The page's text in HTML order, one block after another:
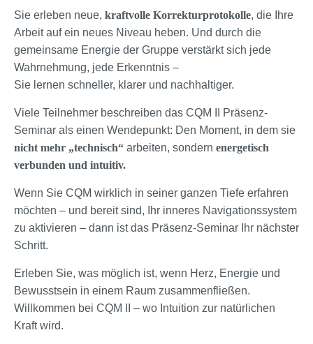
Sie erleben neue, kraftvolle Korrekturprotokolle, die Ihre
Arbeit auf ein neues Niveau heben. Und durch die
gemeinsame Energie der Gruppe verstärkt sich jede
Wahrnehmung, jede Erkenntnis –
Sie lernen schneller, klarer und nachhaltiger.
Viele Teilnehmer beschreiben das CQM II Präsenz-
Seminar als einen Wendepunkt: Den Moment, in dem sie
nicht mehr „technisch“ arbeiten, sondern energetisch
verbunden und intuitiv.
Wenn Sie CQM wirklich in seiner ganzen Tiefe erfahren
möchten – und bereit sind, Ihr inneres Navigationssystem
zu aktivieren – dann ist das Präsenz-Seminar Ihr nächster
Schritt.
Erleben Sie, was möglich ist, wenn Herz, Energie und
Bewusstsein in einem Raum zusammenfließen.
Willkommen bei CQM II – wo Intuition zur natürlichen
Kraft wird.